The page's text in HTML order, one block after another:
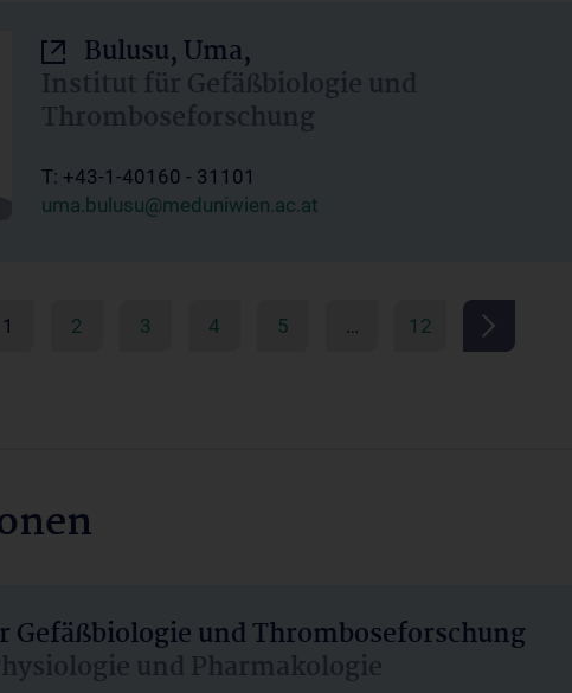
Bulusu, Uma,
Institut für Gefäßbiologie und
Thromboseforschung
T: +43-1-40160 - 31101
uma.bulusu@meduniwien.ac.at
1 2 3 4 5 … 12
und Thromboseforschung
und Pharmakologie